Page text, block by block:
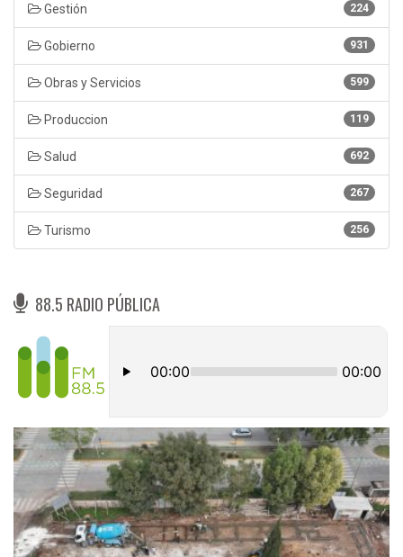
224
Gestión
931
Gobierno
599
Obras y Servicios
119
Produccion
692
Salud
267
Seguridad
256
Turismo
88.5 RADIO PÚBLICA